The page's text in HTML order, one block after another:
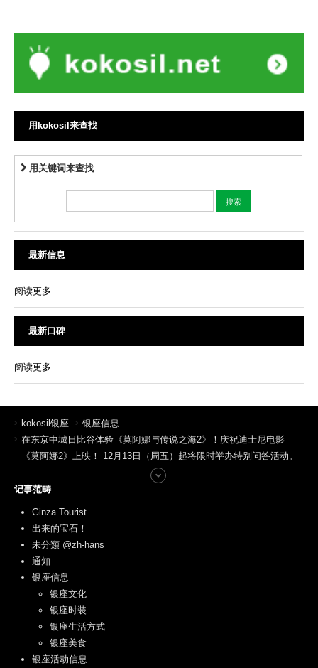
用kokosil来查找
用关键词来查找
最新信息
阅读更多
最新口碑
阅读更多
kokosil银座
银座信息
在东京中城日比谷体验《莫阿娜与传说之海2》！庆祝迪士尼电影
《莫阿娜2》上映！ 12月13日（周五）起将限时举办特别问答活动。
记事范畴
Ginza Tourist
出来的宝石！
未分類 @zh-hans
通知
银座信息
银座文化
银座时装
银座生活方式
银座美食
银座活动信息